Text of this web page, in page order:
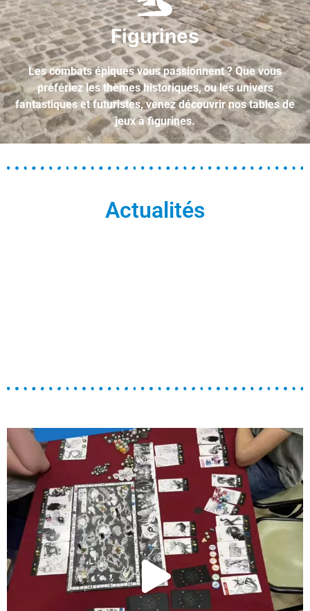
Figurines
Les combats épiques vous passionnent ? Que vous
préfériez les thèmes historiques, ou les univers
fantastiques et futuristes, venez découvrir nos tables de
jeux à figurines.
Actualités